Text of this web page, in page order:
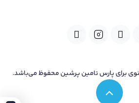
برای پارس تامین پرشین محفوظ می‌باشد.